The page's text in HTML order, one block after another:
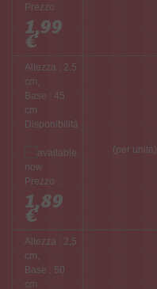
Prezzo :
1,99
€
Altezza : 2,5
cm,
Base : 45
cm
Disponibilità
:
Prezzo :
1,89
€
(per unità)
Altezza : 2,5
cm,
Base : 50
cm